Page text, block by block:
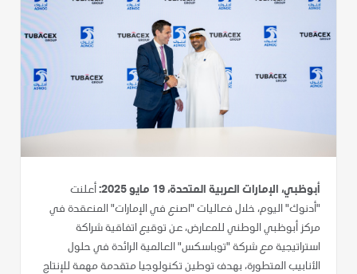
أبوظبي، الإمارات العربية المتحدة، 19 مايو 2025:
أعلنت
"أدنوك" اليوم، خلال فعاليات "اصنع في الإمارات" المنعقدة في
مركز أبوظبي الوطني للمعارض، عن توقيع اتفاقية شراكة
استراتيجية مع شركة "توباسكس" العالمية الرائدة في حلول
الأنابيب المتطورة، بهدف توطين تكنولوجيا متقدمة مهمة للإنتاج